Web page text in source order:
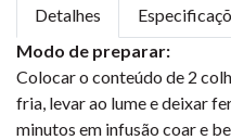
Detalhes
Modo de preparar:
Colocar o conteúdo de 2
fria, levar ao lume e deixar
minutos em infusão coar e